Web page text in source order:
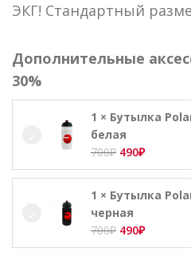
ЭКГ! Стандартный
Дополнительные
30%
1 × Бутылка
белая
700₽
цена
700₽.
490₽Текущая
цена:
1 × Бутылка
черная
700₽
цена
490₽Текущая
цена: